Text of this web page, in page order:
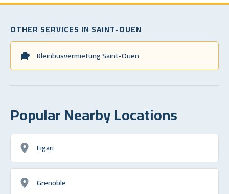
OTHER SERVICES IN SAINT-OUEN
Kleinbusvermietung Saint-Ouen
Popular Nearby Locations
Figari
Grenoble